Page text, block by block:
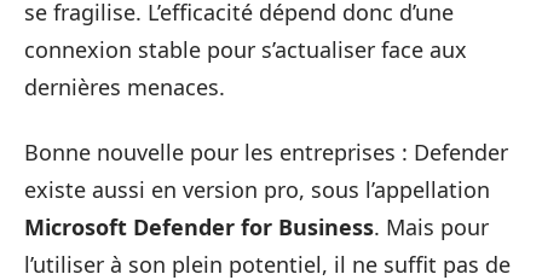
se fragilise. L’efficacité dépend donc d’une
connexion stable pour s’actualiser face aux
dernières menaces.
Bonne nouvelle pour les entreprises : Defender
existe aussi en version pro, sous l’appellation
Microsoft Defender for Business. Mais pour
l’utiliser à son plein potentiel, il ne suffit pas de